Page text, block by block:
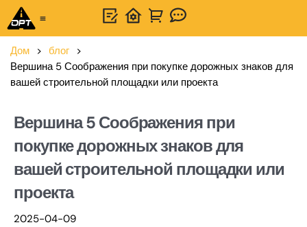
Дом > блог >
Вершина 5 Соображения при покупке дорожных знаков для
вашей строительной площадки или проекта
Вершина 5 Соображения при
покупке дорожных знаков для
вашей строительной площадки или
проекта
2025-04-09